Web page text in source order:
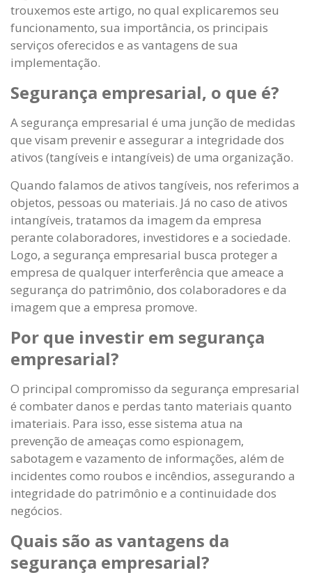
trouxemos este artigo, no qual explicaremos seu
funcionamento, sua importância, os principais
serviços oferecidos e as vantagens de sua
implementação.
Segurança empresarial, o que é?
A segurança empresarial é uma junção de medidas
que visam prevenir e assegurar a integridade dos
ativos (tangíveis e intangíveis) de uma organização.
Quando falamos de ativos tangíveis, nos referimos a
objetos, pessoas ou materiais. Já no caso de ativos
intangíveis, tratamos da imagem da empresa
perante colaboradores, investidores e a sociedade.
Logo, a segurança empresarial busca proteger a
empresa de qualquer interferência que ameace a
segurança do patrimônio, dos colaboradores e da
imagem que a empresa promove.
Por que investir em segurança
empresarial?
O principal compromisso da segurança empresarial
é combater danos e perdas tanto materiais quanto
imateriais. Para isso, esse sistema atua na
prevenção de ameaças como espionagem,
sabotagem e vazamento de informações, além de
incidentes como roubos e incêndios, assegurando a
integridade do patrimônio e a continuidade dos
negócios.
Quais são as vantagens da
segurança empresarial?